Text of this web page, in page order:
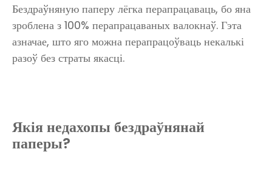
Бездраўняную паперу лёгка перапрацаваць, бо яна
зроблена з 100% перапрацаваных валокнаў. Гэта
азначае, што яго можна перапрацоўваць некалькі
разоў без страты якасці.
Якія недахопы бездраўнянай
паперы?